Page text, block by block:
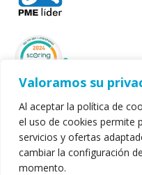
Valoramos su
Al aceptar la política de
el uso de cookies permite
servicios y ofertas
cambiar la configuración
momento.